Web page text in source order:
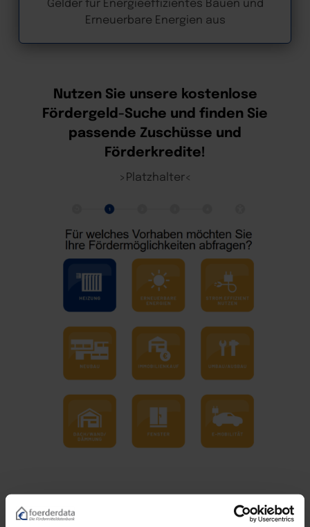
Gelder für Energieeffizientes Bauen und
Erneuerbare Energien aus
Nutzen Sie unsere kostenlose
Fördergeld-Suche und finden Sie
passende Zuschüsse und
Förderkredite!
>Platzhalter<
Die Fördermitteldatenbank